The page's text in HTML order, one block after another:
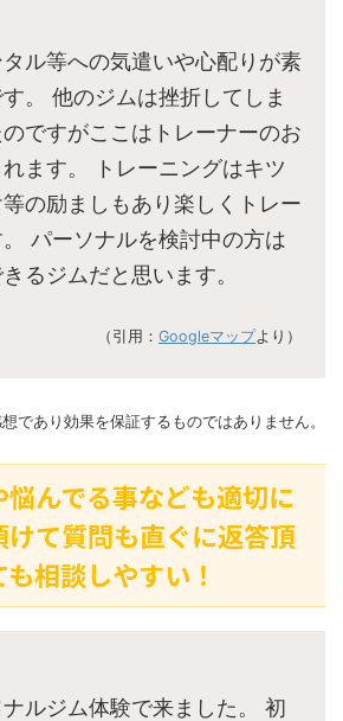
ル等への気遣いや心配りが素
。 他のジムは挫折してしま
ですがここはトレーナーのお
ます。 トレーニングはキツ
の励ましもあり楽しくトレー
パーソナルを検討中の方は
るジムだと思います。
（引用： Googleマップより）
であり効果を保証するものではありません。
んでる事なども適切に
けて質問も直ぐに返答頂
相談しやすい！
ルジム体験で来ました。 初